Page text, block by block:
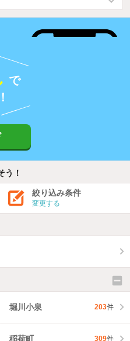
で
う！
絞り込み条件
変更する
堀川小泉 203件
稲荷町 309件